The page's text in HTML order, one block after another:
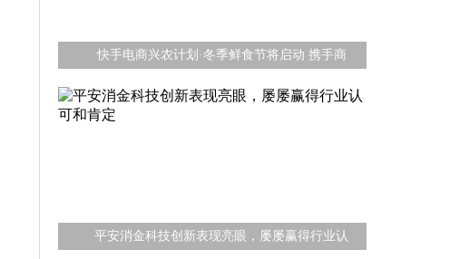
快手电商兴农计划·冬季鲜食节将启动 携手商
平安消金科技创新表现亮眼，屡屡赢得行业认